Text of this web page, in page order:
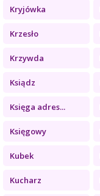
Kryjówka
Krzesło
Krzywda
Ksiądz
Księga adres...
Księgowy
Kubek
Kucharz